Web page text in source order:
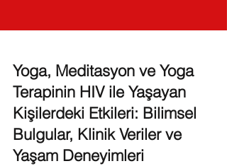
Yoga, Meditasyon ve Yoga
Terapinin HIV ile Yaşayan